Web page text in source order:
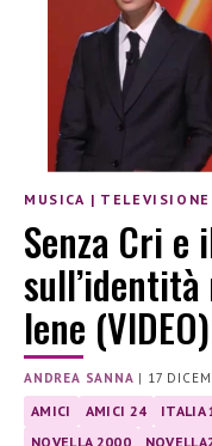
MUSICA | TELEVISIONE
Senza Cri e
Iene (VIDEO)
ANDREA SANNA | 17
AMICI AMICI 24 ITALIA
NOVELLA 2000